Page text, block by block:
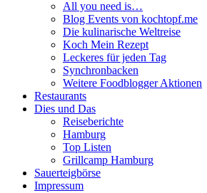
All you need is…
Blog Events von kochtopf.me
Die kulinarische Weltreise
Koch Mein Rezept
Leckeres für jeden Tag
Synchronbacken
Weitere Foodblogger Aktionen
Restaurants
Dies und Das
Reiseberichte
Hamburg
Top Listen
Grillcamp Hamburg
Sauerteigbörse
Impressum